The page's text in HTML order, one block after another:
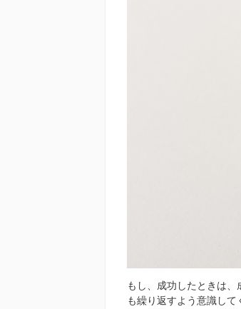
もし、成功したときは
も繰り返すよう意識し